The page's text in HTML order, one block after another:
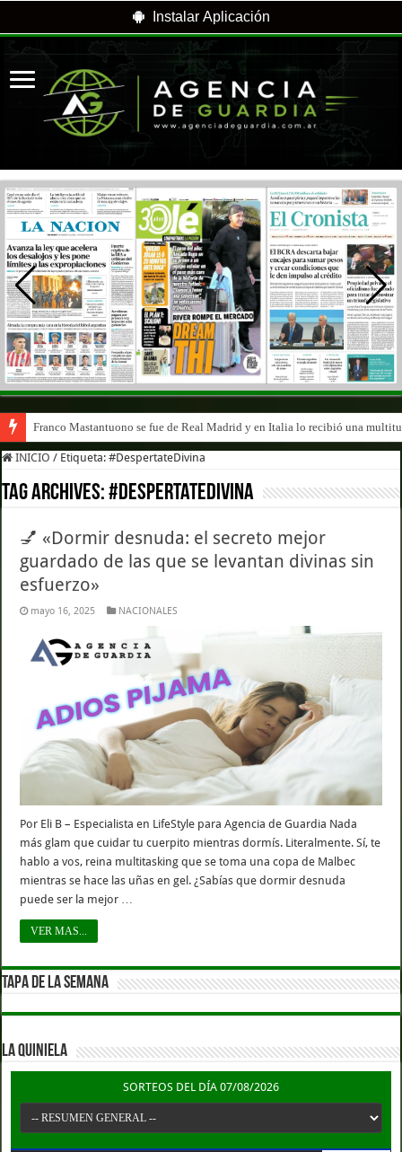
Instalar Aplicación
Franco Mastantuono se fue de Real Madrid y en Italia lo recibió una
INICIO / Etiqueta:#DespertateDivina
Tag Archives:#DespertateDivina
💅 «Dormir desnuda: el secreto mejor
guardado de las que se levantan divinas sin
esfuerzo»
mayo 16, 2025 NACIONALES
Por Eli B – Especialista en LifeStyle para Agencia de Guardia Nada
más glam que cuidar tu cuerpito mientras dormís. Literalmente. Sí, te
hablo a vos, reina multitasking que se toma una copa de Malbec
mientras se hace las uñas en gel. ¿Sabías que dormir desnuda
puede ser la mejor …
VER MAS...
TAPA DE LA SEMANA
LA QUINIELA
SORTEOS DEL DÍA 07/08/2026